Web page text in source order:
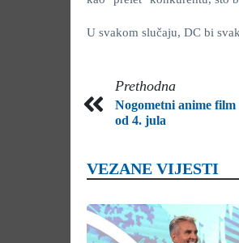
U svakom slučaju, DC bi
Prethodna
Nogometni anime
od 4. jula
VEZANE VIJESTI